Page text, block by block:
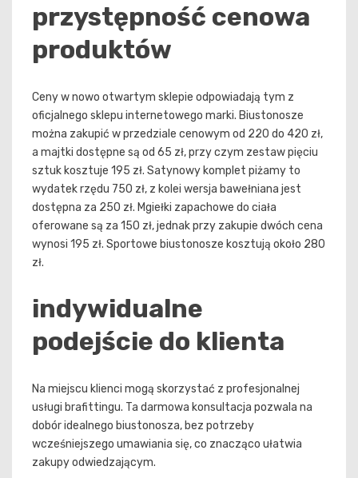
przystępność cenowa
produktów
Ceny w nowo otwartym sklepie odpowiadają tym z
oficjalnego sklepu internetowego marki. Biustonosze
można zakupić w przedziale cenowym od 220 do 420 zł,
a majtki dostępne są od 65 zł, przy czym zestaw pięciu
sztuk kosztuje 195 zł. Satynowy komplet piżamy to
wydatek rzędu 750 zł, z kolei wersja bawełniana jest
dostępna za 250 zł. Mgiełki zapachowe do ciała
oferowane są za 150 zł, jednak przy zakupie dwóch cena
wynosi 195 zł. Sportowe biustonosze kosztują około 280
zł.
indywidualne
podejście do klienta
Na miejscu klienci mogą skorzystać z profesjonalnej
usługi brafittingu. Ta darmowa konsultacja pozwala na
dobór idealnego biustonosza, bez potrzeby
wcześniejszego umawiania się, co znacząco ułatwia
zakupy odwiedzającym.